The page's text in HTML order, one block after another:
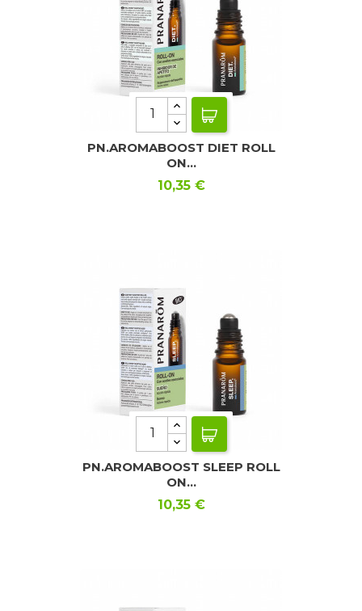
PN.AROMABOOST DIET ROLL
ON...
Precio
10,35 €
PN.AROMABOOST SLEEP ROLL
ON...
Precio
10,35 €